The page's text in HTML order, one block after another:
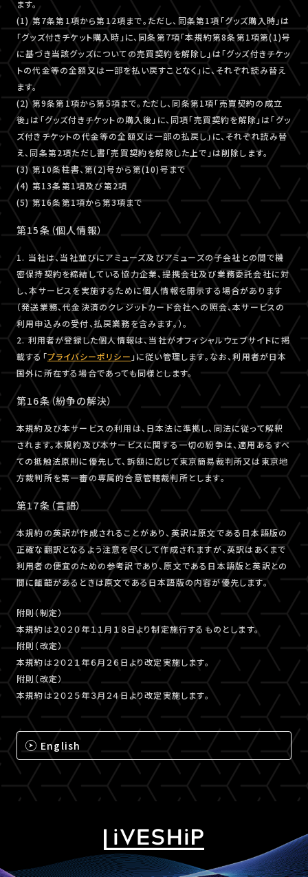
ます。
(1) 第7条第1項から第12項まで。ただし、同条第1項「グッズ購入時」は
「グッズ付きチケット購入時」に、同条第7項「本規約第8条第1項第(1)号
に基づき当該グッズについての売買契約を解除し」は「グッズ付きチケッ
トの代金等の全額又は一部を払い戻すことなく」に、それぞれ読み替え
ます。
(2) 第9条第1項から第5項まで。ただし、同条第1項「売買契約の成立
後」は「グッズ付きチケットの購入後」に、同項「売買契約を解除」は「グッ
ズ付きチケットの代金等の全額又は一部の払戻し」に、それぞれ読み替
え、同条第2項ただし書「売買契約を解除した上で」は削除します。
(3) 第10条柱書、第(2)号から第(10)号まで
(4) 第13条第1項及び第2項
(5) 第16条第1項から第3項まで
第15条（個人情報）
1. 当社は、当社並びにアミューズ及びアミューズの子会社との間で機
密保持契約を締結している協力企業、提携会社及び業務委託会社に対
し、本サービスを実施するために個人情報を開示する場合があります
（発送業務、代金決済のクレジットカード会社への照会、本サービスの
利用申込みの受付、払戻業務を含みます。）。
2. 利用者が登録した個人情報は、当社がオフィシャルウェブサイトに掲
載する「プライバシーポリシー 」に従い管理します。なお、利用者が日本
国外に所在する場合であっても同様とします。
第16条（紛争の解決）
本規約及び本サービスの利用は、日本法に準拠し、同法に従って解釈
されます。本規約及び本サービスに関する一切の紛争は、適用あるすべ
ての抵触法原則に優先して、訴額に応じて東京簡易裁判所又は東京地
方裁判所を第一審の専属的合意管轄裁判所とします。
第17条（言語）
本規約の英訳が作成されることがあり、英訳は原文である日本語版の
正確な翻訳となるよう注意を尽くして作成されますが、英訳はあくまで
利用者の便宜のための参考訳であり、原文である日本語版と英訳との
間に齟齬があるときは原文である日本語版の内容が優先します。
附則（制定）
本規約は２０２０年１１月１８日より制定施行するものとします。
附則（改定）
本規約は２０２１年６月２６日より改定実施します。
附則（改定）
本規約は２０２５年３月２４日より改定実施します。
English